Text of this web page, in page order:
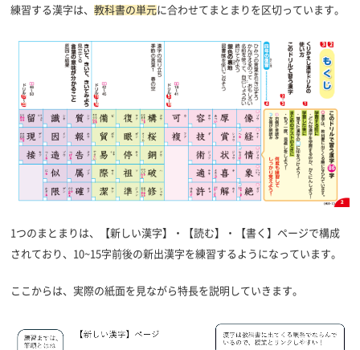
練習する漢字は、 教科書の単元に合わせてまとまりを区切っています。
1つのまとまりは、【新しい漢字】・【読む】・【書く】ページで構成
されており、10~15字前後の新出漢字を練習するようになっています。
ここからは、実際の紙面を見ながら特長を説明していきます。